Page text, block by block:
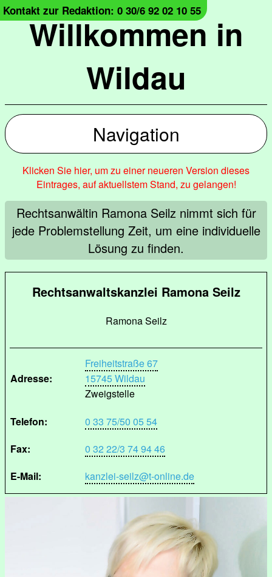
Willkommen in
Wildau
Kontakt zur Redaktion: 0 30/6 92 02 10 55
Navigation
Klicken Sie hier, um zu einer neueren Version dieses
Eintrages, auf aktuellstem Stand, zu gelangen!
Rechtsanwältin Ramona Seilz nimmt sich für
jede Problemstellung Zeit, um eine individuelle
Lösung zu finden.
Rechtsanwaltskanzlei Ramona Seilz
Ramona Seilz
Adresse:
Freiheitstraße 67
15745 Wildau
Zweigstelle
Telefon:
0 33 75/50 05 54
Fax:
0 32 22/3 74 94 46
E-Mail:
kanzlei-seilz@t-online.de